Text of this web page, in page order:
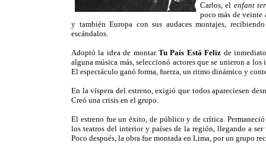
Carlos, el enfant
poco más de veinte
y también Europa con sus audaces montajes,
escándalos.
Adoptó la idea de montar Tu País Está Feliz de
alguna música más, seleccionó actores que se unieron a
El espectáculo ganó forma, fuerza, un ritmo dinámico y
En la víspera del estreno, exigió que todos apareciesen
Creó una crisis en el grupo.
El estreno fue un éxito, de público y de crítica. Permaneció
los teatros del interior y países de la región, llegando a
Poco después, la obra fue montada en Lima, por un grupo